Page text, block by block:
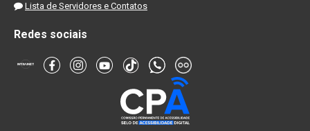
Lista de Servidores e Contatos
Redes sociais